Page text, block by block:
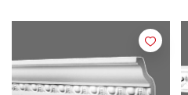
Merken